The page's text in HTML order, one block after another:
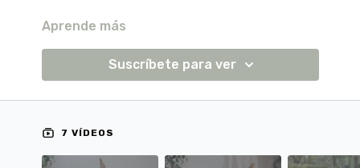
Aprende más
Suscríbete para ver
7 VÍDEOS